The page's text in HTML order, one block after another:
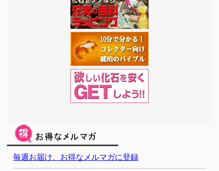
毎週お届け、お得なメルマガに登録